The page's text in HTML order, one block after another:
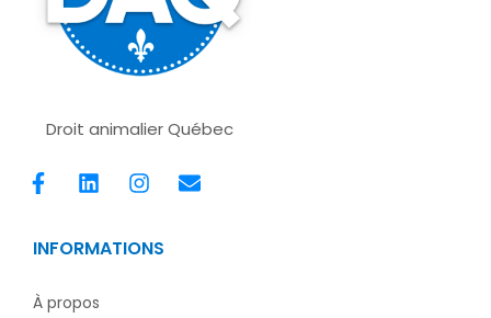
Droit animalier Québec
F
a
e
b
o
L
i
k
e
i
I
n
t
a
E
n
INFORMATIONS
À propos